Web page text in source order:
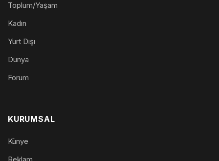
Toplum/Yaşam
Kadın
Yurt Dışı
Dünya
Forum
KURUMSAL
Künye